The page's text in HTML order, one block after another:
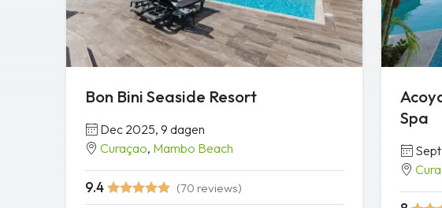
Bon Bini Seaside Resort
Dec 2025, 9 dagen
Curaçao, Mambo Beach
9.4 (70 reviews)
Spa